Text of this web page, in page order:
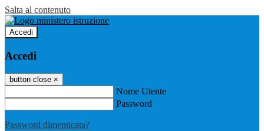
Salta al contenuto
Accedi
Accedi
button close ×
Nome Utente
Password
Password dimenticata?